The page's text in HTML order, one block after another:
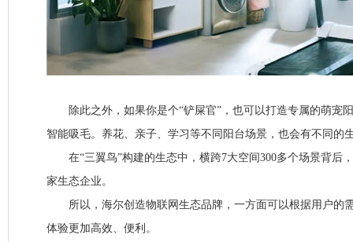
除此之外，如果你是个“铲屎官”，也可以打造专属的萌宠
智能吸毛。养花、亲子、学习等不同阳台场景，也会有不同的
在“三翼鸟”构建的生态中，横跨7大空间300多个场景背后
家生态企业。
所以，海尔创造物联网生态品牌，一方面可以根据用户的
体验更加高效、便利。